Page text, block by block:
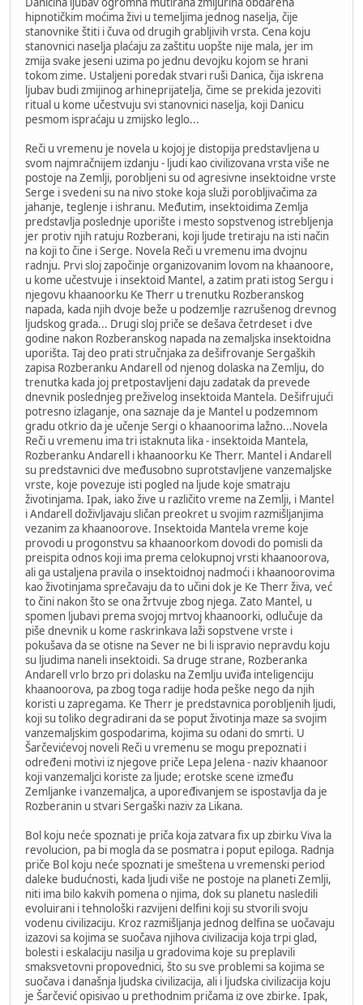
hipnotičkim moćima živi u temeljima jednog naselja, čije
stanovnike štiti i čuva od drugih grabljivih vrsta. Cena koju
stanovnici naselja plaćaju za zaštitu uopšte nije mala, jer im
zmija svake jeseni uzima po jednu devojku kojom se hrani
tokom zime. Ustaljeni poredak stvari ruši Danica, čija iskrena
ljubav budi zmijinog arhineprijatelja, čime se prekida jezoviti
ritual u kome učestvuju svi stanovnici naselja, koji Danicu
pesmom ispraćaju u zmijsko leglo...
Reči u vremenu je novela u kojoj je distopija predstavljena u
svom najmračnijem izdanju - ljudi kao civilizovana vrsta više ne
postoje na Zemlji, porobljeni su od agresivne insektoidne vrste
Serge i svedeni su na nivo stoke koja služi porobljivačima za
jahanje, teglenje i ishranu. Međutim, insektoidima Zemlja
predstavlja poslednje uporište i mesto sopstvenog istrebljenja
jer protiv njih ratuju Rozberani, koji ljude tretiraju na isti način
na koji to čine i Serge. Novela Reči u vremenu ima dvojnu
radnju. Prvi sloj započinje organizovanim lovom na khaanoore,
u kome učestvuje i insektoid Mantel, a zatim prati istog Sergu i
njegovu khaanoorku Ke Therr u trenutku Rozberanskog
napada, kada njih dvoje beže u podzemlje razrušenog drevnog
ljudskog grada... Drugi sloj priče se dešava četrdeset i dve
godine nakon Rozberanskog napada na zemaljska insektoidna
uporišta. Taj deo prati stručnjaka za dešifrovanje Sergaških
zapisa Rozberanku Andarell od njenog dolaska na Zemlju, do
trenutka kada joj pretpostavljeni daju zadatak da prevede
dnevnik poslednjeg preživelog insektoida Mantela. Dešifrujući
potresno izlaganje, ona saznaje da je Mantel u podzemnom
gradu otkrio da je učenje Sergi o khaanoorima lažno...Novela
Reči u vremenu ima tri istaknuta lika - insektoida Mantela,
Rozberanku Andarell i khaanoorku Ke Therr. Mantel i Andarell
su predstavnici dve međusobno suprotstavljene vanzemaljske
vrste, koje povezuje isti pogled na ljude koje smatraju
životinjama. Ipak, iako žive u različito vreme na Zemlji, i Mantel
i Andarell doživljavaju sličan preokret u svojim razmišljanjima
vezanim za khaanoorove. Insektoida Mantela vreme koje
provodi u progonstvu sa khaanoorkom dovodi do pomisli da
preispita odnos koji ima prema celokupnoj vrsti khaanoorova,
ali ga ustaljena pravila o insektoidnoj nadmoći i khaanoorovima
kao životinjama sprečavaju da to učini dok je Ke Therr živa, već
to čini nakon što se ona žrtvuje zbog njega. Zato Mantel, u
spomen ljubavi prema svojoj mrtvoj khaanoorki, odlučuje da
piše dnevnik u kome raskrinkava laži sopstvene vrste i
pokušava da se otisne na Sever ne bi li ispravio nepravdu koju
su ljudima naneli insektoidi. Sa druge strane, Rozberanka
Andarell vrlo brzo pri dolasku na Zemlju uviđa inteligenciju
khaanoorova, pa zbog toga radije hoda peške nego da njih
koristi u zapregama. Ke Therr je predstavnica porobljenih ljudi,
koji su toliko degradirani da se poput životinja maze sa svojim
vanzemaljskim gospodarima, kojima su odani do smrti. U
Šarčevićevoj noveli Reči u vremenu se mogu prepoznati i
određeni motivi iz njegove priče Lepa Jelena - naziv khaanoor
koji vanzemaljci koriste za ljude; erotske scene između
Zemljanke i vanzemaljca, a upoređivanjem se ispostavlja da je
Rozberanin u stvari Sergaški naziv za Likana.
Bol koju neće spoznati je priča koja zatvara fix up zbirku Viva la
revolucion, pa bi mogla da se posmatra i poput epiloga. Radnja
priče Bol koju neće spoznati je smeštena u vremenski period
daleke budućnosti, kada ljudi više ne postoje na planeti Zemlji,
niti ima bilo kakvih pomena o njima, dok su planetu nasledili
evoluirani i tehnološki razvijeni delfini koji su stvorili svoju
vodenu civilizaciju. Kroz razmišljanja jednog delfina se uočavaju
izazovi sa kojima se suočava njihova civilizacija koja trpi glad,
bolesti i eskalaciju nasilja u gradovima koje su preplavili
smaksvetovni propovednici, što su sve problemi sa kojima se
suočava i današnja ljudska civilizacija, ali i ljudska civilizacija koju
je Šarčević opisivao u prethodnim pričama iz ove zbirke. Ipak,